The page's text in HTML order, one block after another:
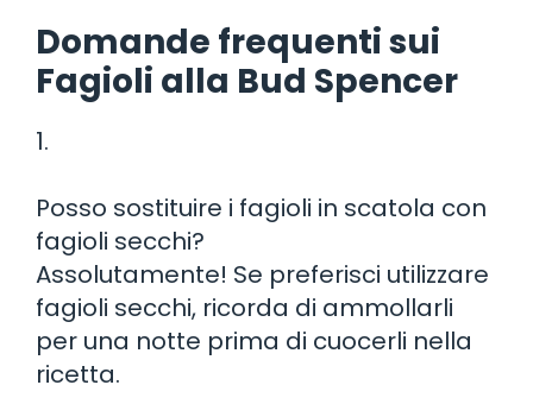
Domande frequenti sui
Fagioli alla Bud Spencer
1.
Posso sostituire i fagioli in scatola con
fagioli secchi?
Assolutamente! Se preferisci utilizzare
fagioli secchi, ricorda di ammollarli
per una notte prima di cuocerli nella
ricetta.